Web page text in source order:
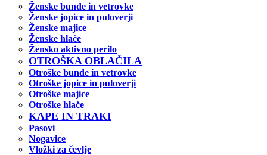
Ženske bunde in vetrovke
Ženske jopice in puloverji
Ženske majice
Ženske hlače
Žensko aktivno perilo
OTROŠKA OBLAČILA
Otroške bunde in vetrovke
Otroške jopice in puloverji
Otroške majice
Otroške hlače
KAPE IN TRAKI
Pasovi
Nogavice
Vložki za čevlje